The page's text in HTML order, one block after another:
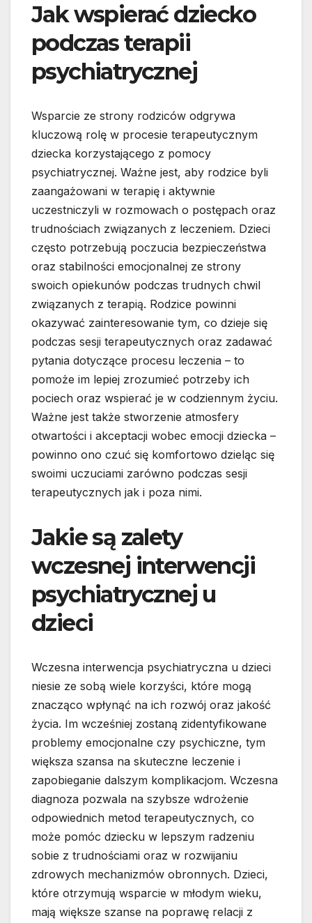
Jak wspierać dziecko
podczas terapii
psychiatrycznej
Wsparcie ze strony rodziców odgrywa
kluczową rolę w procesie terapeutycznym
dziecka korzystającego z pomocy
psychiatrycznej. Ważne jest, aby rodzice byli
zaangażowani w terapię i aktywnie
uczestniczyli w rozmowach o postępach oraz
trudnościach związanych z leczeniem. Dzieci
często potrzebują poczucia bezpieczeństwa
oraz stabilności emocjonalnej ze strony
swoich opiekunów podczas trudnych chwil
związanych z terapią. Rodzice powinni
okazywać zainteresowanie tym, co dzieje się
podczas sesji terapeutycznych oraz zadawać
pytania dotyczące procesu leczenia – to
pomoże im lepiej zrozumieć potrzeby ich
pociech oraz wspierać je w codziennym życiu.
Ważne jest także stworzenie atmosfery
otwartości i akceptacji wobec emocji dziecka –
powinno ono czuć się komfortowo dzieląc się
swoimi uczuciami zarówno podczas sesji
terapeutycznych jak i poza nimi.
Jakie są zalety
wczesnej interwencji
psychiatrycznej u
dzieci
Wczesna interwencja psychiatryczna u dzieci
niesie ze sobą wiele korzyści, które mogą
znacząco wpłynąć na ich rozwój oraz jakość
życia. Im wcześniej zostaną zidentyfikowane
problemy emocjonalne czy psychiczne, tym
większa szansa na skuteczne leczenie i
zapobieganie dalszym komplikacjom. Wczesna
diagnoza pozwala na szybsze wdrożenie
odpowiednich metod terapeutycznych, co
może pomóc dziecku w lepszym radzeniu
sobie z trudnościami oraz w rozwijaniu
zdrowych mechanizmów obronnych. Dzieci,
które otrzymują wsparcie w młodym wieku,
mają większe szanse na poprawę relacji z